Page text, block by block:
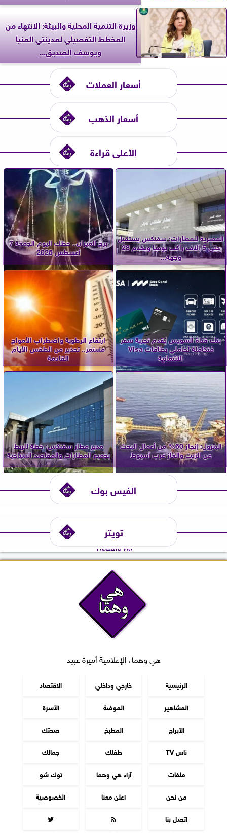
وزيرة التنمية المحلية والبيئة: الانتهاء من
المخطط التفصيلي لمدينتي المنيا
ويوسف الصديق...
أسعار العملات
أسعار الذهب
الأعلى قراءة
المصرية للمطارات: سفنكس يستقبل
حتى 5 آلاف راكب يوميًا ويخدم 28
وجهة...
برج الميزان.. حظك اليوم الجمعة 7
أغسطس 2026
بنك قناة السويس يُقدم تجربة سفر
مُتكاملة لحاملي بطاقات Visa
الائتمانية
ارتفاع الرطوبة واضطراب الأمواج
مستمر.. تحذير من الطقس الأيام
القادمة
البترول: إنجاز 60% من أعمال البحث
عن الزيت والغاز غرب أسيوط
مدير مطار سفنكس: خطة للربط
بجميع المطارات والمقاصد السياحية
الفيس بوك
تويتر
Tweets by
هي وهما، الإعلامية أميرة عبيد
الرئيسية خارجي وداخلي
الاقتصاد
المشاهير
الموضة
الأسرة
الأبراج
المطبخ
صحتك
ناس TV
طفلك
جمالك
ملفات
آراء هي وهما
توك شو
من نحن
اعلن معنا
الخصوصية
اتصل بنا

